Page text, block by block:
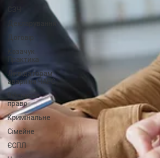
СЗЧ
Декларування
Договір
Козачук.
Практика
Ліквідаторам
аварії на ЧАЕС
Військове
право
Кримінальне
Сімейне
ЄСПЛ